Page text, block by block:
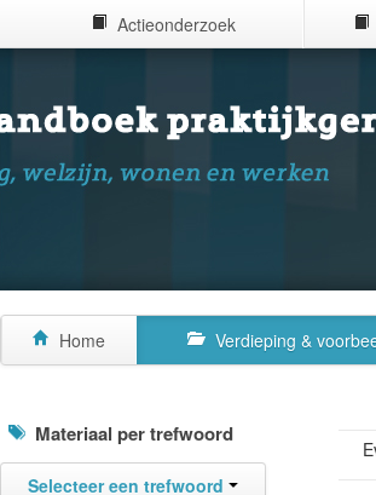
Actieonderzoek
Home Verdieping &
Materiaal per trefwoord
Selecteer een trefwoord